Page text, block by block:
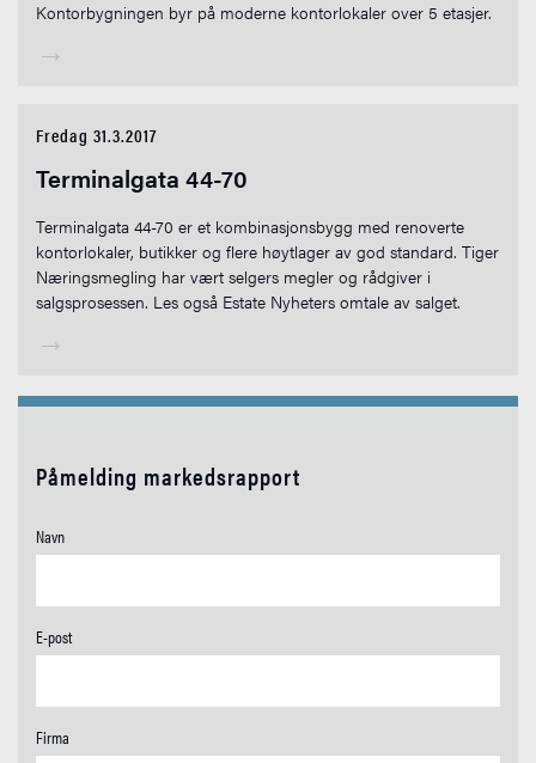
Kontorbygningen byr på moderne kontorlokaler over 5 etasjer.
→
Fredag 31.3.2017
Terminalgata 44-70
Terminalgata 44-70 er et kombinasjonsbygg med renoverte
kontorlokaler, butikker og flere høytlager av god standard. Tiger
Næringsmegling har vært selgers megler og rådgiver i
salgsprosessen. Les også Estate Nyheters omtale av salget.
→
Påmelding markedsrapport
Navn
E-post
Firma